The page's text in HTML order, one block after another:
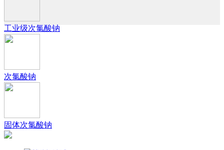
工业级次氯酸钠
次氯酸钠
固体次氯酸钠